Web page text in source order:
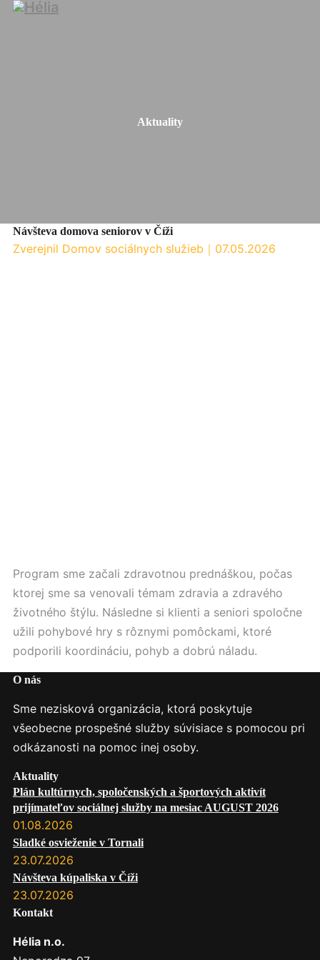
Aktuality
Návšteva domova seniorov v Číži
Zverejnil Domov sociálnych služieb ｜ 07.05.2026
Program sme začali zdravotnou prednáškou, počas
ktorej sme sa venovali témam zdravia a zdravého
životného štýlu. Následne si klienti a seniori spoločne
užili pohybové hry s rôznymi pomôckami, ktoré
podporili koordináciu, pohyb a dobrú náladu.
O nás
Sme nezisková organizácia, ktorá poskytuje
všeobecne prospešné služby súvisiace s pomocou pri
odkázanosti na pomoc inej osoby.
Aktuality
Plán kultúrnych, spoločenských a športových aktivít
prijímateľov sociálnej služby na mesiac AUGUST 2026
01.08.2026
Sladké osvieženie v Tornali
23.07.2026
Návšteva kúpaliska v Číži
23.07.2026
Kontakt
Hélia n.o.